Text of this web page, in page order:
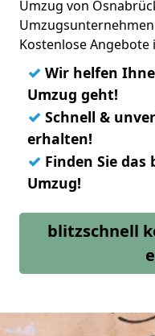
Umzug von
Kostenlose Angebote
✓ Wir helfen
Umzug geht!
✓ Schnell &
erhalten!
✓ Finden Sie
Umzug!
blitzschnell